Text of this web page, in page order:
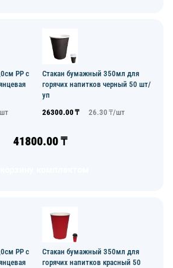
PP с
шт
Стакан бумажный 350мл для
горячих напитков черный 50 шт/
уп
26300.00 ₸ 26.30 ₸/шт
41800.00₸
PP с
Стакан бумажный 350мл для
горячих напитков красный 50